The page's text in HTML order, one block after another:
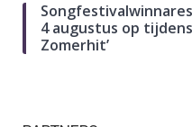
4 augustus op tijdens
Zomerhit’